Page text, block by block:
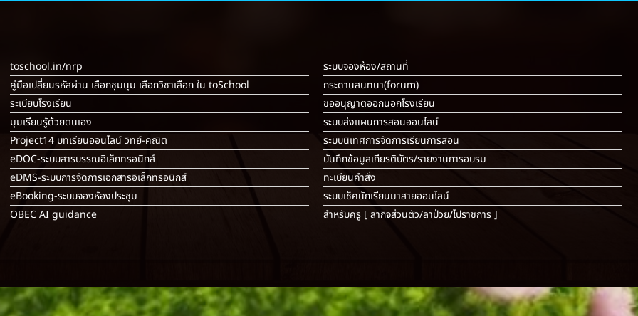
toschool.in/nrp
คู่มือเปลี่ยนรหัสผ่าน เลือกชุมนุม เลือกวิชาเลือก ใน toSchool
ระเบียบโรงเรียน
มุมเรียนรู้ด้วยตนเอง
Project14 บทเรียนออนไลน์ วิทย์-คณิต
eDOC-ระบบสารบรรณอิเล็กทรอนิกส์
eDMS-ระบบการจัดการเอกสารอิเล็กทรอนิกส์
eBooking-ระบบจองห้องประชุม
OBEC AI guidance
ระบบจองห้อง/สถานที่
กระดานสนทนา(forum)
ขออนุญาตออกนอกโรงเรียน
ระบบส่งแผนการสอนออนไลน์
ระบบนิเทศการจัดการเรียนการสอน
บันทึกข้อมูลเกียรติบัตร/รายงานการอบรม
ทะเบียนคำสั่ง
ระบบเช็คนักเรียนมาสายออนไลน์
สำหรับครู [ลากิจส่วนตัว/ลาป่วย/ไปราชการ]